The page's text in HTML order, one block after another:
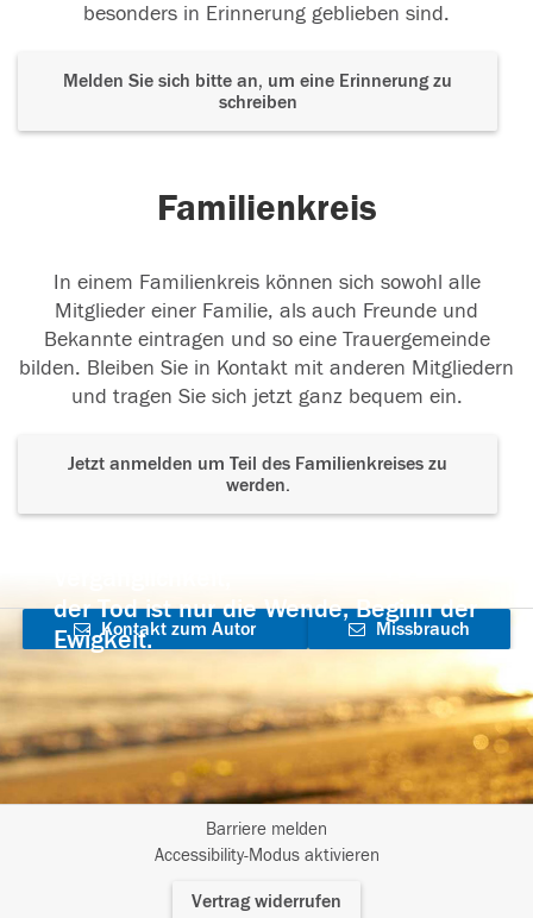
besonders in Erinnerung geblieben sind.
Melden Sie sich bitte an, um eine Erinnerung zu
schreiben
Familienkreis
In einem Familienkreis können sich sowohl alle
Mitglieder einer Familie, als auch Freunde und
Bekannte eintragen und so eine Trauergemeinde
bilden. Bleiben Sie in Kontakt mit anderen Mitgliedern
und tragen Sie sich jetzt ganz bequem ein.
Jetzt anmelden um Teil des Familienkreises zu
werden.
der Tod ist nur die Wende, Beginn der
Ewigkeit.
Kontakt zum Autor
aufnehmen
Missbrauch
Barriere melden
Accessibility-Modus aktivieren
Vertrag widerrufen